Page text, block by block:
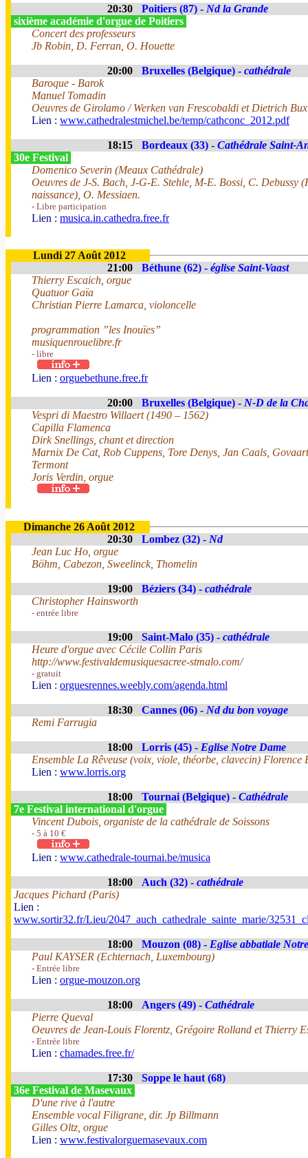
20:30 Poitiers (87) - Nd la Grande
sixième académie d'orgue de Poitiers
Concert des professeurs
Jb Robin, D. Ferran, O. Houette
20:00 Bruxelles (Belgique) - cathédrale
Baroque - Barok
Manuel Tomadin
Oeuvres de Girolamo / Werken van Frescobaldi et Dietrich
Lien : www.cathedralestmichel.be/temp/cathconc_2012.pdf
18:15 Bordeaux (33) - Cathédrale Saint-
30e Festival
Domenico Severin (Meaux Cathédrale)
Oeuvres de J-S. Bach, J-G-E. Stehle, M-E. Bossi, C. Debussy
naissance), O. Messiaen.
- Libre participation
Lien : musica.in.cathedra.free.fr
Lundi 27 Août 2012
21:00
Béthune (62) - église Saint-Vaast
Thierry Escaich, orgue
Quatuor Gaïa
Christian Pierre Lamarca, violoncelle
programmation ”les Inouïes”
musiquenrouelibre.fr
- libre
Lien : orguebethune.free.fr
20:00 Bruxelles (Belgique) - N-D de la
Vespri di Maestro Willaert (1490 – 1562)
Capilla Flamenca
Dirk Snellings, chant et direction
Marnix De Cat, Rob Cuppens, Tore Denys, Jan Caals,
Termont
Joris Verdin, orgue
Dimanche 26 Août 2012
20:30
Lombez (32) - Nd
Jean Luc Ho, orgue
Böhm, Cabezon, Sweelinck, Thomelin
19:00 Béziers (34) - cathédrale
Christopher Hainsworth
- entrée libre
19:00 Saint-Malo (35) - cathédrale
Heure d'orgue avec Cécile Collin Paris
http://www.festivaldemusiquesacree-stmalo.com/
- gratuit
Lien : orguesrennes.weebly.com/agenda.html
18:30 Cannes (06) - Nd du bon voyage
Remi Farrugia
18:00 Lorris (45) - Eglise Notre Dame
Ensemble La Rêveuse (voix, viole, théorbe, clavecin)
Lien : www.lorris.org
18:00 Tournai (Belgique) - Cathédrale
7e Festival international d'orgue
Vincent Dubois, organiste de la cathédrale de Soissons
- 5 à 10 €
Lien : www.cathedrale-tournai.be/musica
18:00 Auch (32) - cathédrale
Jacques Pichard (Paris)
Lien :
www.sortir32.fr/Lieu/2047_auch_cathedrale_sainte_marie/
18:00 Mouzon (08) - Eglise abbatiale
Paul KAYSER (Echternach, Luxembourg)
- Entrée libre
Lien : orgue-mouzon.org
18:00 Angers (49) - Cathédrale
Pierre Queval
Oeuvres de Jean-Louis Florentz, Grégoire Rolland et Thierry
- Entrée libre
Lien : chamades.free.fr/
17:30
Soppe le haut (68)
36e Festival de Masevaux
D'une rive à l'autre
Ensemble vocal Filigrane, dir. Jp Billmann
Gilles Oltz, orgue
Lien : www.festivalorguemasevaux.com